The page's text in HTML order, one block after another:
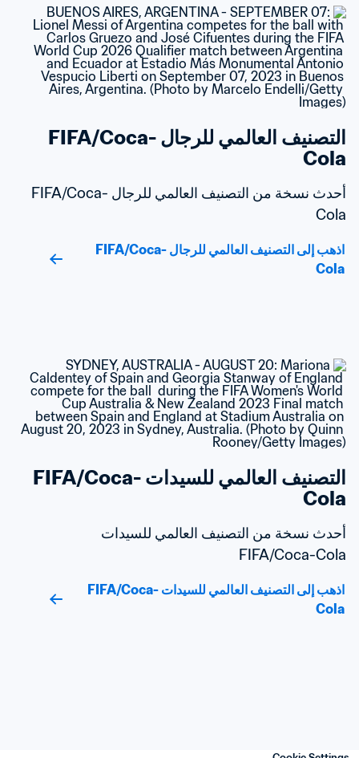
التصنيف العالمي للرجال FIFA/Coca-
Cola
أحدث نسخة من التصنيف العالمي للرجال FIFA/Coca-
Cola
اذهب إلى التصنيف العالمي للرجال FIFA/Coca-
Cola
التصنيف العالمي للسيدات FIFA/Coca-
Cola
FIFA/Coca-Cola
اذهب إلى التصنيف العالمي للسيدات FIFA/Coca-
Cola